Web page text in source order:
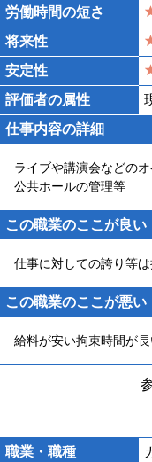
労働時間の短さ
将来性
安定性
評価者の属性
仕事内容の詳細
ライブや講演会などのオ
公共ホールの管理等
この職業のここが良い
仕事に対しての誇り等
この職業のここが悪い
給料が安い拘束時間が
職業・職種